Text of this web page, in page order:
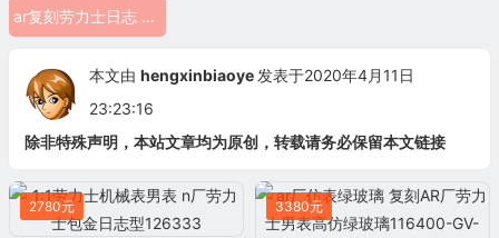
ar复刻劳力士日志 ar厂劳力士日志型 116234-0090
本文由 hengxinbiaoye 发表于2020年4月11日
23:23:16
除非特殊声明，本站文章均为原创，转载请务必保留本文链接
2780元 3380元